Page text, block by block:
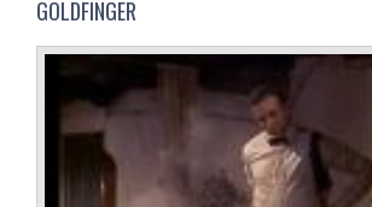
GOLDFINGER